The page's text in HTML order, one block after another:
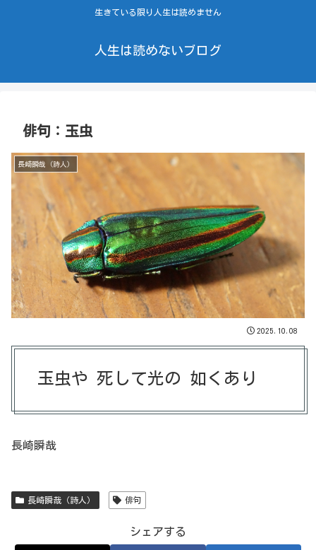
生きている限り人生は読めません
人生は読めないブログ
俳句：玉虫
長崎瞬哉（詩人）
2025.10.08
玉虫や 死して光の 如くあり
長崎瞬哉
長崎瞬哉（詩人） 俳句
シェアする